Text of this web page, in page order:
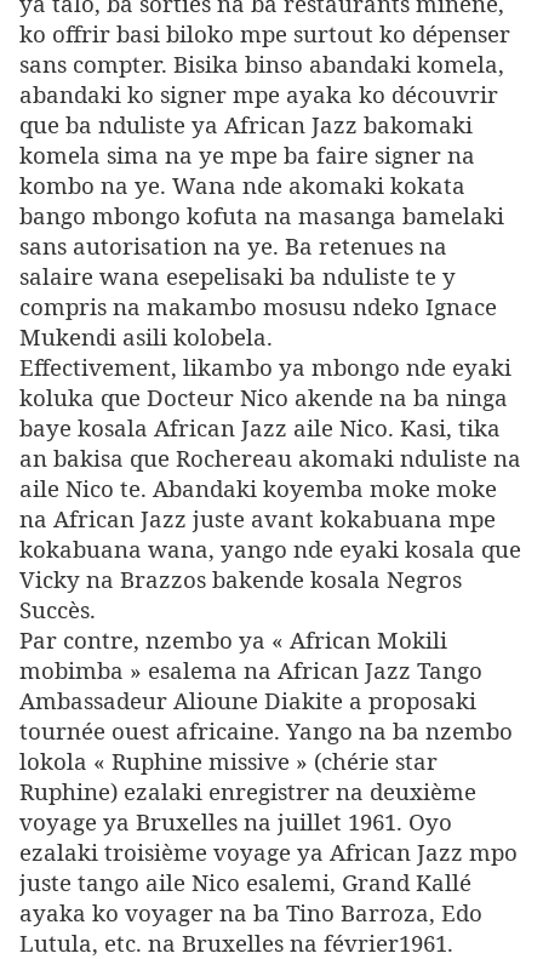
ko offrir basi biloko mpe surtout ko dépenser
sans compter. Bisika binso abandaki komela,
abandaki ko signer mpe ayaka ko découvrir
que ba nduliste ya African Jazz bakomaki
komela sima na ye mpe ba faire signer na
kombo na ye. Wana nde akomaki kokata
bango mbongo kofuta na masanga bamelaki
sans autorisation na ye. Ba retenues na
salaire wana esepelisaki ba nduliste te y
compris na makambo mosusu ndeko Ignace
Mukendi asili kolobela.
Effectivement, likambo ya mbongo nde eyaki
koluka que Docteur Nico akende na ba ninga
baye kosala African Jazz aile Nico. Kasi, tika
an bakisa que Rochereau akomaki nduliste na
aile Nico te. Abandaki koyemba moke moke
na African Jazz juste avant kokabuana mpe
kokabuana wana, yango nde eyaki kosala que
Vicky na Brazzos bakende kosala Negros
Succès.
Par contre, nzembo ya « African Mokili
mobimba » esalema na African Jazz Tango
Ambassadeur Alioune Diakite a proposaki
tournée ouest africaine. Yango na ba nzembo
lokola « Ruphine missive » (chérie star
Ruphine) ezalaki enregistrer na deuxième
voyage ya Bruxelles na juillet 1961. Oyo
ezalaki troisième voyage ya African Jazz mpo
juste tango aile Nico esalemi, Grand Kallé
ayaka ko voyager na ba Tino Barroza, Edo
Lutula, etc. na Bruxelles na février1961.